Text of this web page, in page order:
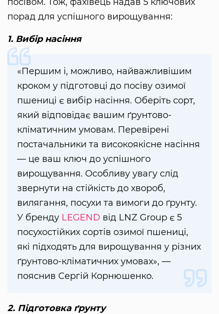
порад для успішного вирощування:
1. Вибір насіння
«Першим і, можливо, найважливішим
кроком у підготовці до посіву озимої
пшениці є вибір насіння. Оберіть сорт,
який відповідає вашим ґрунтово-
кліматичним умовам. Перевірені
постачальники та високоякісне насіння
— це ваш ключ до успішного
вирощування. Особливу увагу слід
звернути на стійкість до хвороб,
вилягання, посухи та вимоги до ґрунту.
У бренду LEGEND від LNZ Group є 5
посухостійких сортів озимої пшениці,
які підходять для вирощування у різних
ґрунтово-кліматичних умовах», —
пояснив Сергій Корнюшенко.
2. Підготовка ґрунту